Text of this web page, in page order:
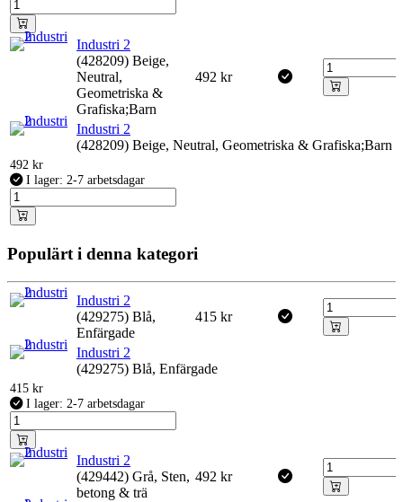
Industri 2
(428209) Beige,
Neutral,
Geometriska &
Grafiska;Barn
492 kr
Industri 2
(428209) Beige, Neutral, Geometriska & Grafiska;Barn
492 kr
I lager: 2-7 arbetsdagar
Populärt i denna kategori
Industri 2
(429275) Blå,
Enfärgade
415 kr
Industri 2
(429275) Blå, Enfärgade
415 kr
I lager: 2-7 arbetsdagar
Industri 2
(429442) Grå, Sten,
betong & trä
492 kr